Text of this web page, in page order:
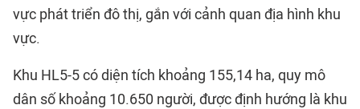
vực phát triển đô thị, gắn với cảnh quan địa hình khu
vực.
Khu HL5-5 có diện tích khoảng 155,14 ha, quy mô
dân số khoảng 10.650 người, được định hướng là khu